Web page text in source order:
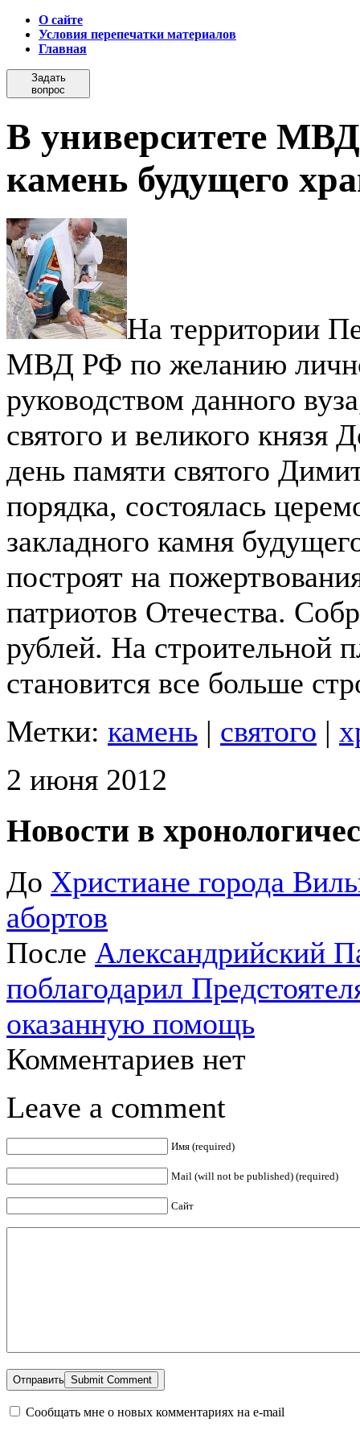
О сайте
Условия перепечатки материалов
Главная
Задать
вопрос
В университете
камень будущего
На территории
МВД РФ по желанию
руководством данного
святого и великого князя
день памяти святого
порядка, состоялась
закладного камня
построят на
патриотов Отечества.
рублей. На строительной
становится все больше
Метки: камень | святого |
2 июня 2012
Новости в
До Христиане города
абортов
После Александрийский
поблагодарил
оказанную помощь
Комментариев нет
Leave a comment
Имя (required)
Mail (will not be published) (required)
Сайт
Отправить
Сообщать мне о новых комментариях на e-mail